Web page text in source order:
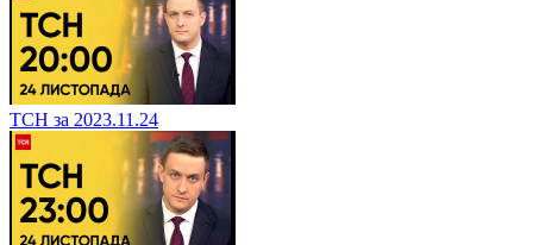
ТСН за 2023.11.24